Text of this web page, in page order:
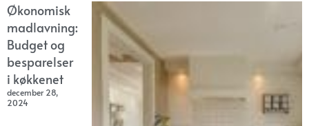
Økonomisk
madlavning:
Budget og
besparelser
i køkkenet
december 28,
2024